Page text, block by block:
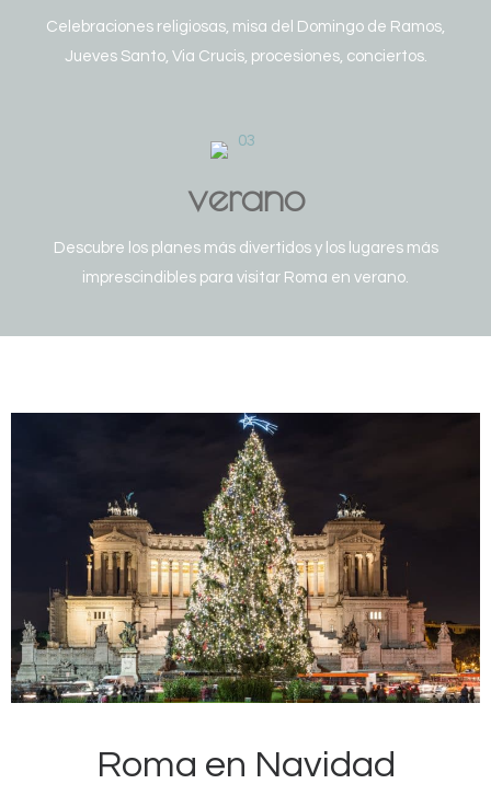
Celebraciones religiosas, misa del Domingo de Ramos,
Jueves Santo, Via Crucis, procesiones, conciertos.
verano
Descubre los planes más divertidos y los lugares más
imprescindibles para visitar Roma en verano.
Roma en Navidad